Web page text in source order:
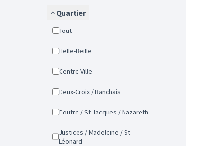
Quartier
Tout
Belle-Beille
Centre Ville
Deux-Croix / Banchais
Doutre / St Jacques / Nazareth
Justices / Madeleine / St
Léonard